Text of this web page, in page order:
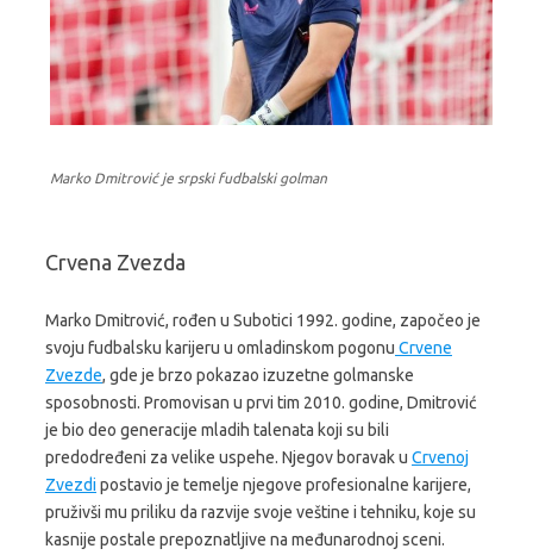
Marko Dmitrović je srpski fudbalski golman
Crvena Zvezda
Marko Dmitrović, rođen u Subotici 1992. godine, započeo je
svoju fudbalsku karijeru u omladinskom pogonu Crvene
Zvezde, gde je brzo pokazao izuzetne golmanske
sposobnosti. Promovisan u prvi tim 2010. godine, Dmitrović
je bio deo generacije mladih talenata koji su bili
predodređeni za velike uspehe. Njegov boravak u Crvenoj
Zvezdi postavio je temelje njegove profesionalne karijere,
pruživši mu priliku da razvije svoje veštine i tehniku, koje su
kasnije postale prepoznatljive na međunarodnoj sceni.